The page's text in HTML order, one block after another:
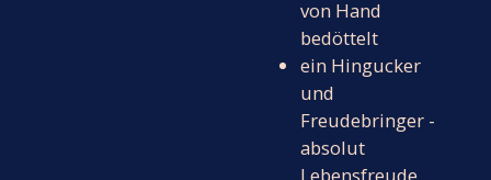
von Hand
bedöttelt
ein Hingucker
und
Freudebringer -
absolut